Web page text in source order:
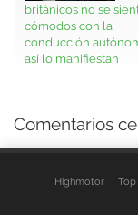
británicos no se
cómodos con la
conducción
así lo manifiestan
Comentarios
Highmotor Top